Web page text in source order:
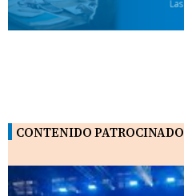
CONTENIDO PATROCINADO